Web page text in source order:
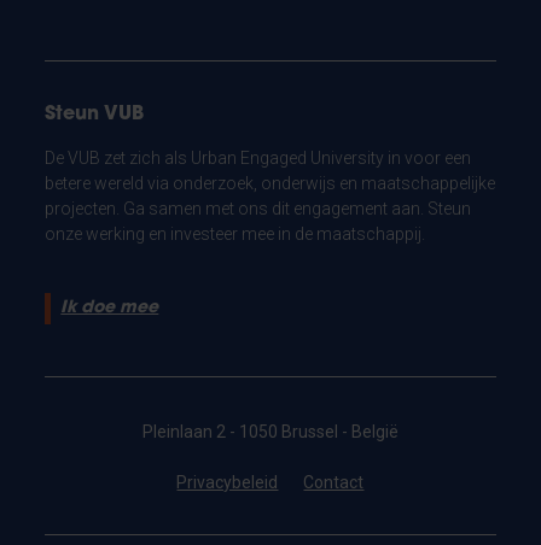
Steun VUB
De VUB zet zich als Urban Engaged University in voor een
betere wereld via onderzoek, onderwijs en maatschappelijke
projecten. Ga samen met ons dit engagement aan. Steun
onze werking en investeer mee in de maatschappij.
Ik doe mee
Pleinlaan 2 - 1050 Brussel - België
Privacybeleid Contact